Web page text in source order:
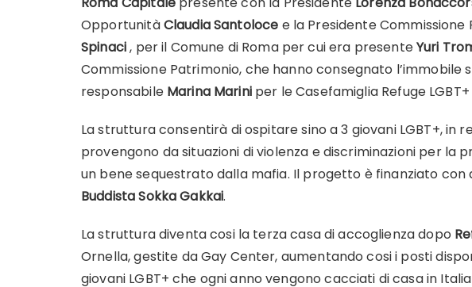
OpportunitàClaudia Santoloce e la Presidente
Spinaci, per il Comune di Roma per cui era presenteYuri
Commissione Patrimonio, che hanno consegnato l’immobile
responsabile Marina Mariniper le Casefamiglia Refuge
La struttura consentirà di ospitare sino a 3 giovani LGBT+, in
provengono da situazioni di violenza e discriminazioni per la
un bene sequestrato dalla mafia. Il progetto è finanziato
Buddista Sokka Gakkai.
La struttura diventa cosi la terza casa di accoglienza dopo
Ornella, gestite da Gay Center, aumentando cosi i posti
giovani LGBT+ che ogni anno vengono cacciati di casa in